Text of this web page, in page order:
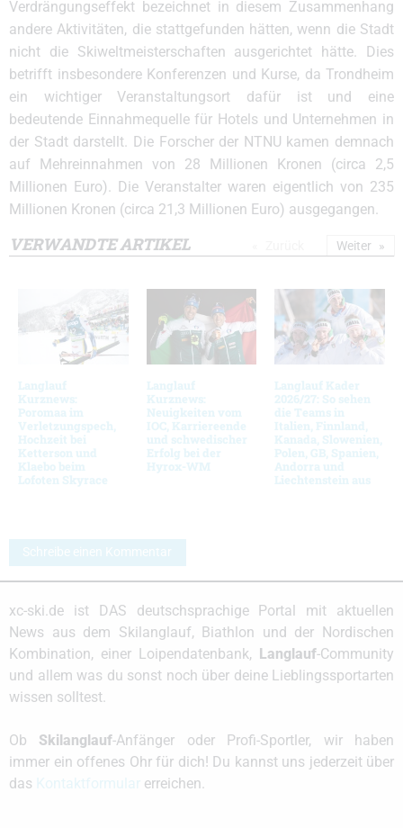
Verdrängungseffekt bezeichnet in diesem Zusammenhang
andere Aktivitäten, die stattgefunden hätten, wenn die Stadt
nicht die Skiweltmeisterschaften ausgerichtet hätte. Dies
betrifft insbesondere Konferenzen und Kurse, da Trondheim
ein wichtiger Veranstaltungsort dafür ist und eine
bedeutende Einnahmequelle für Hotels und Unternehmen in
der Stadt darstellt. Die Forscher der NTNU kamen demnach
auf Mehreinnahmen von 28 Millionen Kronen (circa 2,5
Millionen Euro). Die Veranstalter waren eigentlich von 235
Millionen Kronen (circa 21,3 Millionen Euro) ausgegangen.
VERWANDTE ARTIKEL
Langlauf
Kurznews:
Poromaa im
Verletzungspech,
Hochzeit bei
Ketterson und
Klaebo beim
Lofoten Skyrace
Langlauf
Kurznews:
Neuigkeiten vom
IOC, Karriereende
und schwedischer
Erfolg bei der
Hyrox-WM
Langlauf Kader
2026/27: So sehen
die Teams in
Italien, Finnland,
Kanada, Slowenien,
Polen, GB, Spanien,
Andorra und
Liechtenstein aus
Weiter
Schreibe einen Kommentar
xc-ski.de ist DAS deutschsprachige Portal mit aktuellen
News aus dem Skilanglauf, Biathlon und der Nordischen
Kombination, einer Loipendatenbank, Langlauf-Community
und allem was du sonst noch über deine Lieblingssportarten
wissen solltest.
Ob Skilanglauf-Anfänger oder Profi-Sportler, wir haben
immer ein offenes Ohr für dich! Du kannst uns jederzeit über
das
erreichen.